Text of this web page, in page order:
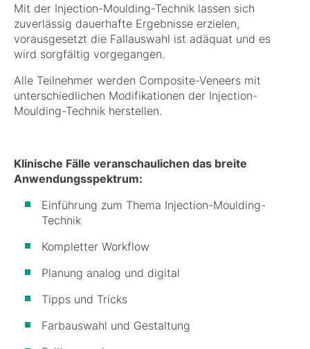
Mit der Injection-Moulding-Technik lassen sich
zuverlässig dauerhafte Ergebnisse erzielen,
vorausgesetzt die Fallauswahl ist adäquat und es
wird sorgfältig vorgegangen.
Alle Teilnehmer werden Composite-Veneers mit
unterschiedlichen Modifikationen der Injection-
Moulding-Technik herstellen.
Klinische Fälle veranschaulichen das breite
Anwendungsspektrum:
Einführung zum Thema Injection-Moulding-
Technik
Kompletter Workflow
Planung analog und digital
Tipps und Tricks
Farbauswahl und Gestaltung